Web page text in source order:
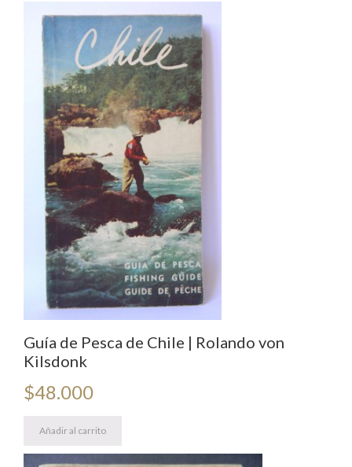
Guía de Pesca de Chile | Rolando von
Kilsdonk
$48.000
Añadir al carrito